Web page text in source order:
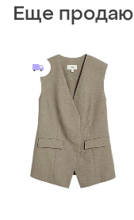
Еще продаю